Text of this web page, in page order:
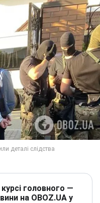
головного —
на OBOZ.UA у